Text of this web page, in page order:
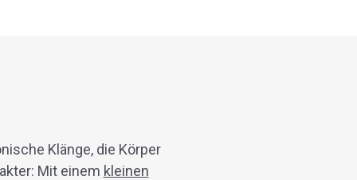
Klänge, die Körper
Mit einem kleinen